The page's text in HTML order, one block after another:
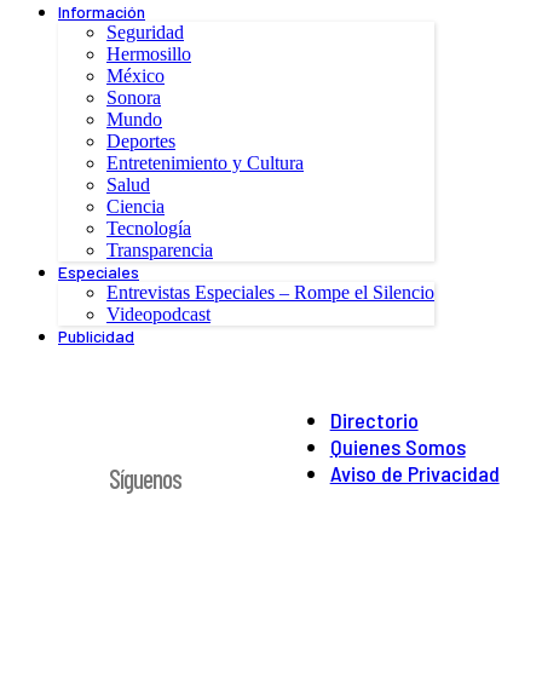
Información
Seguridad
Hermosillo
México
Sonora
Mundo
Deportes
Entretenimiento y Cultura
Salud
Ciencia
Tecnología
Transparencia
Especiales
Entrevistas Especiales – Rompe el Silencio
Videopodcast
Publicidad
Directorio
Quienes Somos
Aviso de Privacidad
Síguenos